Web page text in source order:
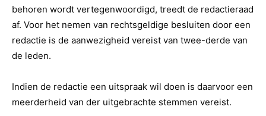
behoren wordt vertegenwoordigd, treedt de redactieraad
af. Voor het nemen van rechtsgeldige besluiten door een
redactie is de aanwezigheid vereist van twee-derde van
de leden.
Indien de redactie een uitspraak wil doen is daarvoor een
meerderheid van der uitgebrachte stemmen vereist.